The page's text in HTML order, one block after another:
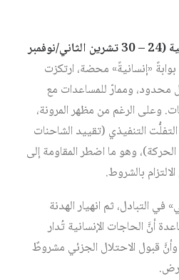
1 – الهدنة/التهدئة الإنسانية (24 – 30 تشرين الثاني/نوفمبر
«إنسانيةً» محضة، ارتكزت
وممارّ للمساعدات مع
وعلى الرغم من مظهر المرونة،
التنفيذي (تقييد الشاحنات
وهو ما اضطر المقاومة إلى
بالشروط.
التبادل، ثم انهيار الهدنة
أنَّ الحاجات الإنسانية تُدار
قبول الاحتلال الجزئي مشروطٌ